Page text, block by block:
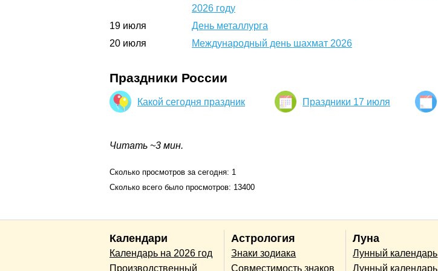
2026 году
19 июля
День металлурга
20 июля Международный день шахмат 2026
Праздники России
Какой сегодня праздник Праздники 17 июля
Читать ~3 мин.
Сколько просмотров за сегодня: 1
Сколько всего было просмотров: 13400
Календари
Календарь на 2026 год
Производственный
Астрология
Знаки зодиака
Совместимость знаков
Луна
Лунный календарь
Лунный календарь